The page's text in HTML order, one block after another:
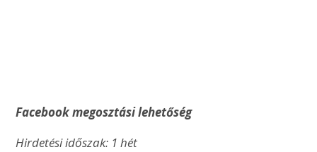
Facebook megosztási lehetőség
Hirdetési időszak: 1 hét